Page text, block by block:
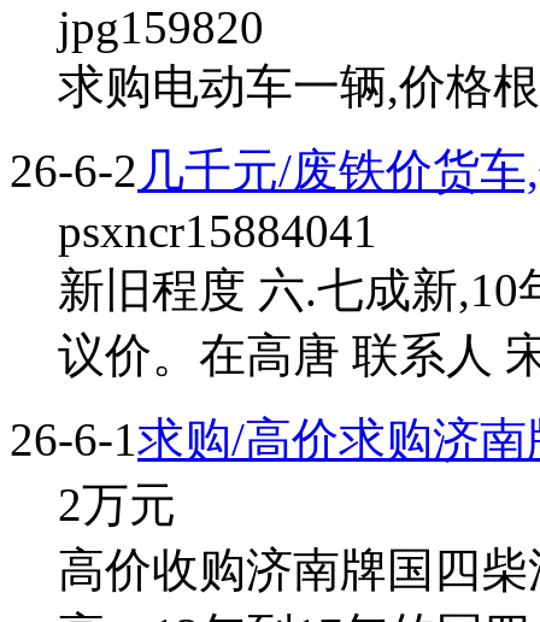
jpg159820
求购电动车一辆,价格
26-6-2 几千元/废铁价货
psxncr15884041
新旧程度 六.七成新
议价。在高唐 联系人
26-6-1求购/高价求购济
2万元
高价收购济南牌国四